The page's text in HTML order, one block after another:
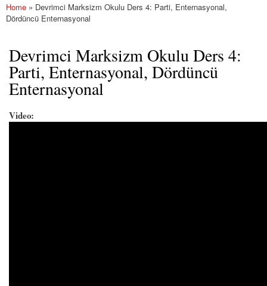
You are here
Home » Devrimci Marksizm Okulu Ders 4: Parti, Enternasyonal,
Dördüncü Enternasyonal
Devrimci Marksizm Okulu Ders 4:
Parti, Enternasyonal, Dördüncü
Enternasyonal
Video: